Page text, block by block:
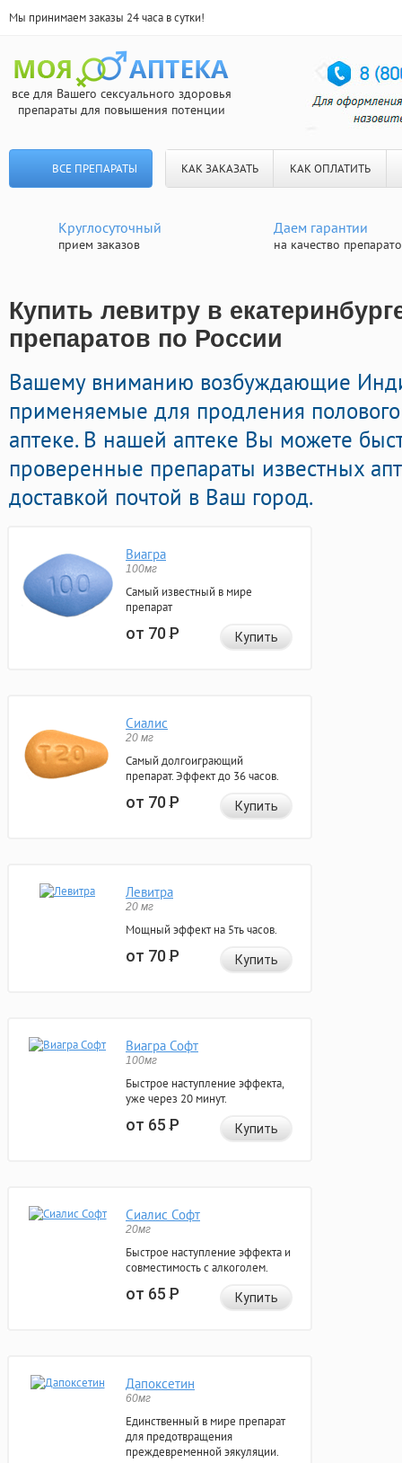
Мы принимаем заказы 24 часа в сутки!
все для Вашего сексуального здоровья
препараты для повышения потенции
ВСЕ ПРЕПАРАТЫ КАК ЗАКАЗАТЬ КАК ОПЛАТИТЬ
Круглосуточный
прием заказов
Даем гарантии
на качество
Купить левитру в
препаратов по России
Вашему вниманию возбуждающие
применяемые для продления
аптеке. В нашей аптеке Вы можете
проверенные препараты известных
доставкой почтой в Ваш город.
Виагра
100мг
Самый известный в мире
препарат
от 70Р Купить
Сиалис
20 мг
Самый долгоиграющий
препарат. Эффект до 36 часов.
от 70Р Купить
Левитра
20 мг
Мощный эффект на 5ть часов.
от 70Р Купить
Виагра Софт
100мг
Быстрое наступление эффекта,
уже через 20 минут.
от 65Р Купить
Сиалис Софт
20мг
Быстрое наступление эффекта и
совместимость с алкоголем.
от 65Р Купить
Дапоксетин
60мг
Единственный в мире препарат
для предотвращения
преждевременной эякуляции.